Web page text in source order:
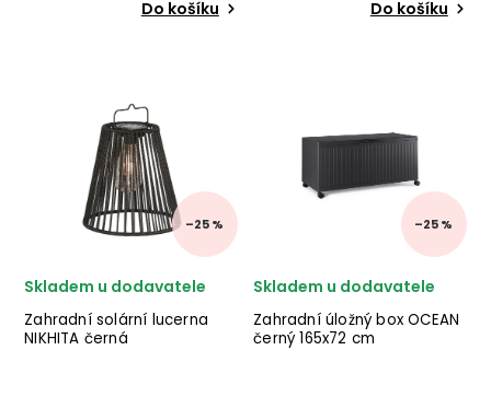
Do košíku
skandinávského nábytku
HOUSE NORDIC v provedení
proutí kubu ratanu v hnědé
barvě. ✅ krásný nábytek...
Do košíku
materiály ✅ nejnižší cena
✅ 30denní vrácen...
–25 %
Zahradní solární lucerna
NIKHITA černá
Skladem u dodavatele
–25 %
Zahradní úložný box OCEAN
černý 165x72 cm
Skladem u dodavatele